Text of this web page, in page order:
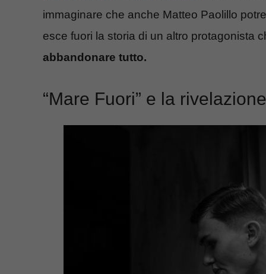
immaginare che anche Matteo Paolillo
esce fuori la storia di un altro protagonista
abbandonare tutto.
“Mare Fuori” e la